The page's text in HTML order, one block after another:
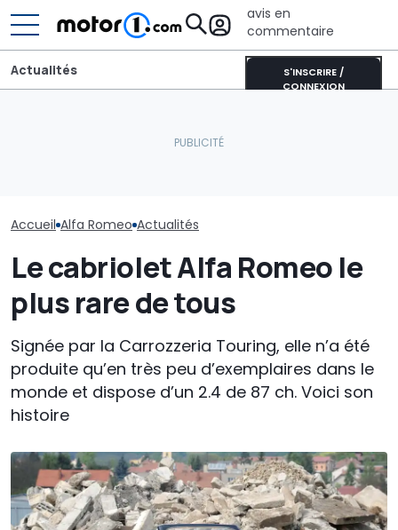
avis en
commentaire
S'INSCRIRE /
CONNEXION
Actualités
Accueil Alfa Romeo Actualités
Le cabriolet Alfa Romeo le
plus rare de tous
Signée par la Carrozzeria Touring, elle n’a été
produite qu’en très peu d’exemplaires dans le
monde et dispose d’un 2.4 de 87 ch. Voici son
histoire